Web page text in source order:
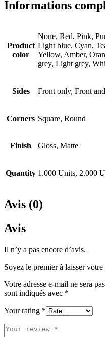
Informations
Product
color
None, Red, Pink,
Light blue, Cyan,
Yellow, Amber,
grey, Light grey,
Sides Front only, Front
Corners Square, Round
Finish Gloss, Matte
Quantity 1.000 Units, 2.000
Avis (0)
Avis
Il n’y a pas encore d’avis.
Soyez le premier à laisser
Votre adresse e-mail ne sera
sont indiqués avec *
Your rating *